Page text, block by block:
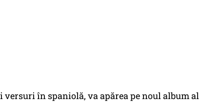
versuri în spaniolă, va apărea pe noul album al